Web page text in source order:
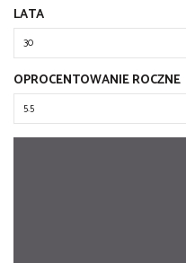
LATA
OPROCENTOWANIE ROCZNE